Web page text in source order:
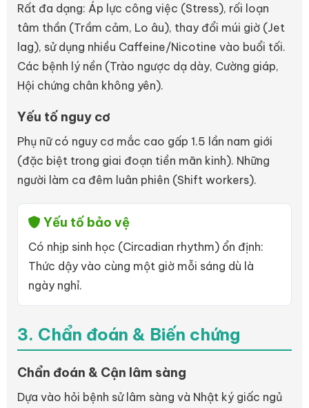
Rất đa dạng: Áp lực công việc (Stress), rối loạn
tâm thần (Trầm cảm, Lo âu), thay đổi múi giờ (Jet
lag), sử dụng nhiều Caffeine/Nicotine vào buổi tối.
Các bệnh lý nền (Trào ngược dạ dày, Cường giáp,
Hội chứng chân không yên).
Yếu tố nguy cơ
Phụ nữ có nguy cơ mắc cao gấp 1.5 lần nam giới
(đặc biệt trong giai đoạn tiền mãn kinh). Những
người làm ca đêm luân phiên (Shift workers).
Yếu tố bảo vệ
Có nhịp sinh học (Circadian rhythm) ổn định:
Thức dậy vào cùng một giờ mỗi sáng dù là
ngày nghỉ.
3. Chẩn đoán & Biến chứng
Chẩn đoán & Cận lâm sàng
Dựa vào hỏi bệnh sử lâm sàng và Nhật ký giấc ngủ